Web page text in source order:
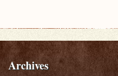
Archives